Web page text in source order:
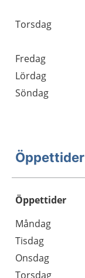
Torsdag
Fredag
Lördag
Söndag
Öppettider
Öppettider
Dag
Öppettider
Kommentarer
Måndag
Tisdag
Onsdag
Torsdag